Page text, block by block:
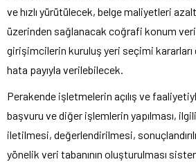
ve hızlı yürütülecek, belge maliyetleri
üzerinden sağlanacak coğrafi konum
girişimcilerin kuruluş yeri seçimi kararları
hata payıyla verilebilecek.
Perakende işletmelerin açılış ve
başvuru ve diğer işlemlerin yapılması,
iletilmesi, değerlendirilmesi,
yönelik veri tabanının oluşturulması